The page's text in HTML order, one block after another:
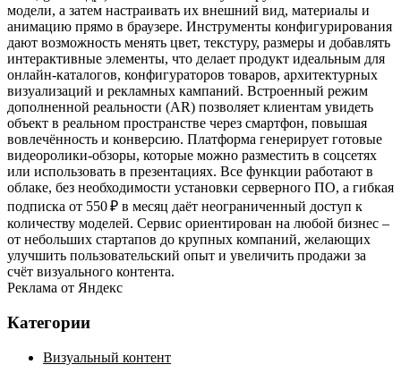
модели, а затем настраивать их внешний вид, материалы и
анимацию прямо в браузере. Инструменты конфигурирования
дают возможность менять цвет, текстуру, размеры и добавлять
интерактивные элементы, что делает продукт идеальным для
онлайн‑каталогов, конфигураторов товаров, архитектурных
визуализаций и рекламных кампаний. Встроенный режим
дополненной реальности (AR) позволяет клиентам увидеть
объект в реальном пространстве через смартфон, повышая
вовлечённость и конверсию. Платформа генерирует готовые
видеоролики‑обзоры, которые можно разместить в соцсетях
или использовать в презентациях. Все функции работают в
облаке, без необходимости установки серверного ПО, а гибкая
подписка от 550 ₽ в месяц даёт неограниченный доступ к
количеству моделей. Сервис ориентирован на любой бизнес –
от небольших стартапов до крупных компаний, желающих
улучшить пользовательский опыт и увеличить продажи за
счёт визуального контента.
Реклама от Яндекс
Категории
Визуальный контент